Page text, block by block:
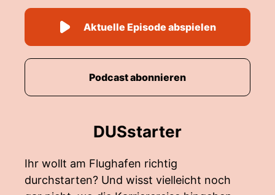
DUSstarter
Ihr wollt am Flughafen richtig
durchstarten? Und wisst vielleicht noch
Aktuelle Episode abspielen
Podcast abonnieren